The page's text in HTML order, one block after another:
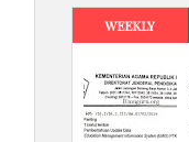
WEEKLY